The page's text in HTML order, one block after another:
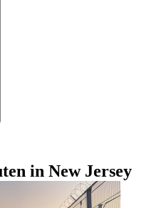
in New Jersey